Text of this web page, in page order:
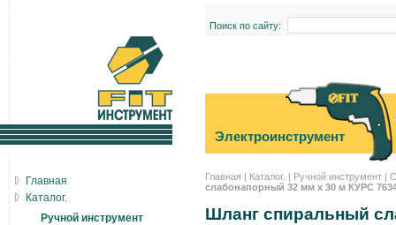
Поиск по сайту:
Электроинструмент
Главная | Каталог. | Ручной инструмент |
слабонапорный 32 мм х 30 м КУРС
Шланг спиральный
Главная
Каталог.
Ручной инструмент